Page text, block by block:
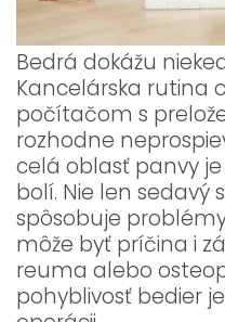
Bedrá dokážu
Kancelárska rutina
počítačom s
rozhodne
celá oblasť panvy
bolí. Nie len sedavý
spôsobuje
môže byť príčina i
reuma alebo
pohyblivosť bedier